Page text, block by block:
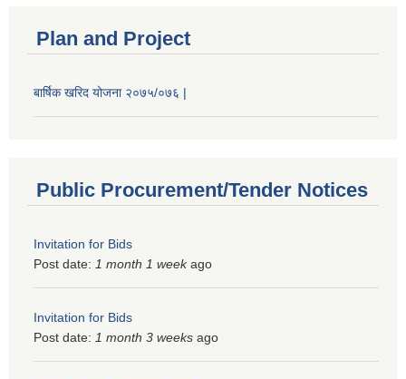
Plan and Project
बार्षिक खरिद योजना २०७५/०७६ |
Public Procurement/Tender Notices
Invitation for Bids
Post date: 1 month 1 weekago
Invitation for Bids
Post date: 1 month 3 weeks ago